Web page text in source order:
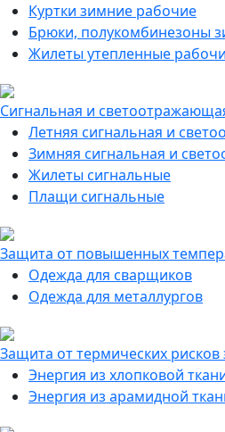
Куртки зимние рабочие
Брюки, полукомбинезоны
Жилеты утепленные
Сигнальная и
Летняя сигнальная и
Зимняя сигнальная и
Жилеты сигнальные
Плащи сигнальные
Защита от повышенных
Одежда для сварщиков
Одежда для металлургов
Защита от термических рисков
Энергия из хлопковой
Энергия из арамидной